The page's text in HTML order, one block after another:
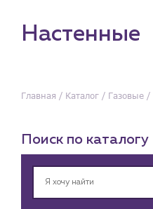
Настенные
Главная Каталог Газовые
Поиск по каталогу